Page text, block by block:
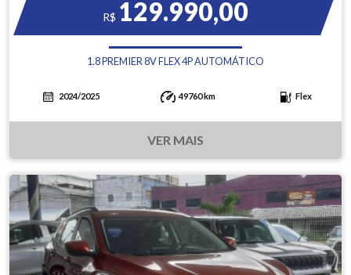
R$ 129.990,00
1.8 PREMIER 8V FLEX 4P AUTOMÁTICO
2024/2025 49760 km Flex
VER MAIS